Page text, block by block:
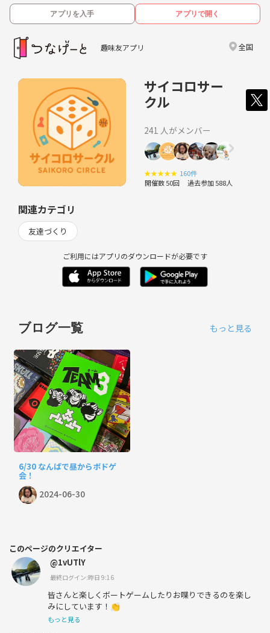
アプリを入手 アプリで開く
趣味友アプリ 全国
サイコロサー
クル
241 人がメンバー
★★★★★ 160件
開催数 50回 過去参加 588人
関連カテゴリ
友達づくり
ご利用にはアプリのダウンロードが必要です
ブログ一覧 もっと見る
6/30 なんばで昼からボドゲ
会！
2024-06-30
このページのクリエイター
@1vUTlY
最終ログイン:昨日 9:16
皆さんと楽しくボートゲームしたりお喋りできるのを楽し
みにしています！👏
もっと見る